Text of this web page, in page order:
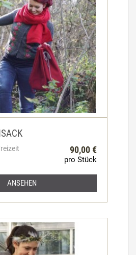
90,00 €
pro Stück
ANSEHEN